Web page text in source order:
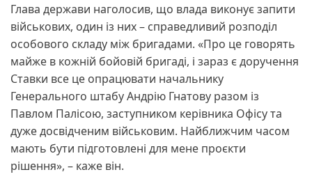
Глава держави наголосив, що влада виконує запити
військових, один із них – справедливий розподіл
особового складу між бригадами. «Про це говорять
майже в кожній бойовій бригаді, і зараз є доручення
Ставки все це опрацювати начальнику
Генерального штабу Андрію Гнатову разом із
Павлом Палісою, заступником керівника Офісу та
дуже досвідченим військовим. Найближчим часом
мають бути підготовлені для мене проєкти
рішення», – каже він.